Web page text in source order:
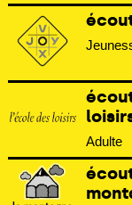
Adulte